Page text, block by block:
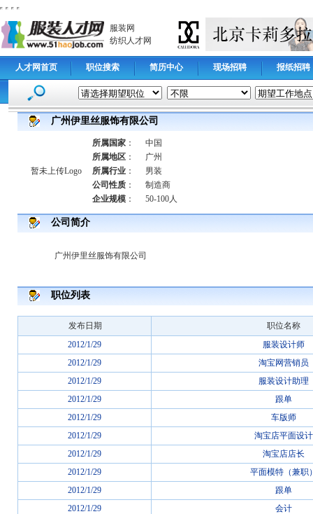
服装网
纺织人才网
人才网首页 职位搜索 简历中心 现场招聘 报纸招聘
广州伊里丝服饰有限公司
暂未上传Logo
所属国家 ：
中国
所属地区 ：
广州
所属行业 ：
男装
公司性质 ：
制造商
企业规模 ： 50-100人
公司简介
广州伊里丝服饰有限公司
职位列表
发布日期
职位名称
2012/1/29
服装设计师
2012/1/29
淘宝网营销员
2012/1/29
服装设计助理
2012/1/29
跟单
2012/1/29
车版师
2012/1/29
淘宝店平面设计
2012/1/29
淘宝店店长
2012/1/29
平面模特（兼职
2012/1/29
跟单
2012/1/29
会计